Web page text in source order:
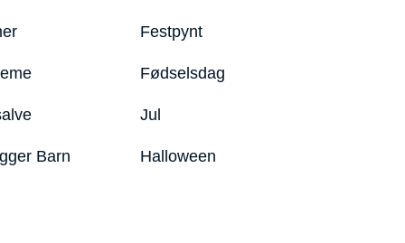
Barn
Festpynt
Fødselsdag
Jul
Halloween